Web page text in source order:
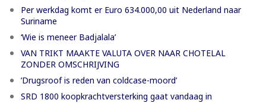
Per werkdag komt er Euro 634.000,00 uit Nederland naar
Suriname
‘Wie is meneer Badjalala’
VAN TRIKT MAAKTE VALUTA OVER NAAR CHOTELAL
ZONDER OMSCHRIJVING
’Drugsroof is reden van coldcase-moord’
SRD 1800 koopkrachtversterking gaat vandaag in